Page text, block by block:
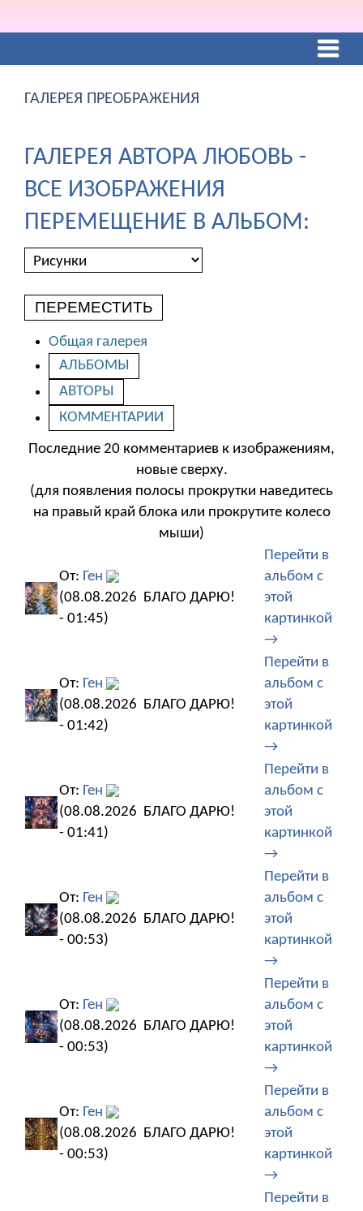
ГАЛЕРЕЯ ПРЕОБРАЖЕНИЯ
ГАЛЕРЕЯ АВТОРА ЛЮБОВЬ -
ВСЕ ИЗОБРАЖЕНИЯ
ПЕРЕМЕЩЕНИЕ В АЛЬБОМ:
ПЕРЕМЕСТИТЬ
Общая галерея
АЛЬБОМЫ
АВТОРЫ
КОММЕНТАРИИ
Последние 20 комментариев к изображениям,
новые сверху.
(для появления полосы прокрутки наведитесь
на правый край блока или прокрутите колесо
мыши)
От: Ген
(08.08.2026
- 01:45)
БЛАГО ДАРЮ!
Перейти в
альбом с
этой
картинкой
→
От: Ген
(08.08.2026
- 01:42)
БЛАГО ДАРЮ!
Перейти в
альбом с
этой
картинкой
→
От: Ген
(08.08.2026
- 01:41)
БЛАГО ДАРЮ!
Перейти в
альбом с
этой
картинкой
→
От: Ген
(08.08.2026
- 00:53)
БЛАГО ДАРЮ!
Перейти в
альбом с
этой
картинкой
→
От: Ген
(08.08.2026
- 00:53)
БЛАГО ДАРЮ!
Перейти в
альбом с
этой
картинкой
→
От: Ген
(08.08.2026
- 00:53)
БЛАГО ДАРЮ!
Перейти в
альбом с
этой
картинкой
→
Перейти в